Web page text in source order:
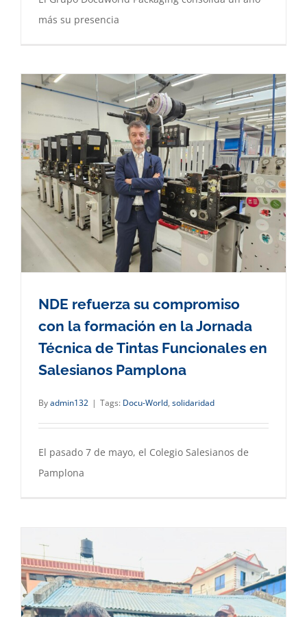
más su presencia
NDE refuerza su compromiso
con la formación en la Jornada
Técnica de Tintas Funcionales en
Salesianos Pamplona
Byadmin132 | Tags: Docu-World, solidaridad
El pasado 7 de mayo, el Colegio Salesianos de
Pamplona